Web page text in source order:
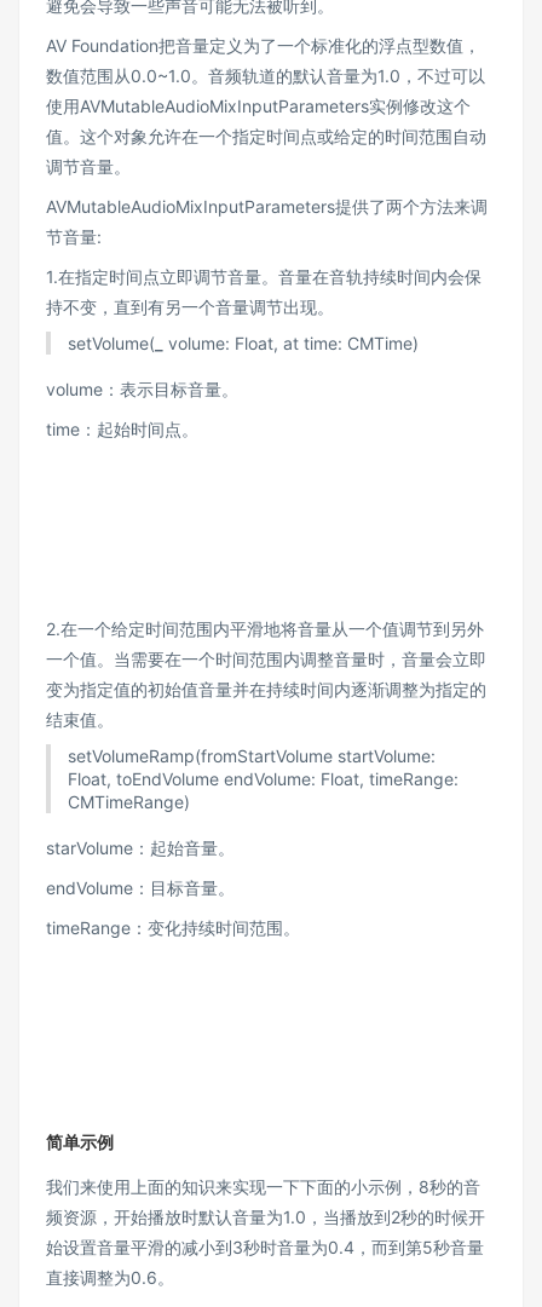
避免会导致一些声音可能无法被听到。
AV Foundation把音量定义为了一个标准化的浮点型数值，
数值范围从0.0~1.0。音频轨道的默认音量为1.0，不过可以
使用AVMutableAudioMixInputParameters实例修改这个
值。这个对象允许在一个指定时间点或给定的时间范围自动
调节音量。
AVMutableAudioMixInputParameters提供了两个方法来调
节音量:
1.在指定时间点立即调节音量。音量在音轨持续时间内会保
持不变，直到有另一个音量调节出现。
setVolume(_ volume: Float, at time: CMTime)
volume：表示目标音量。
time：起始时间点。
2.在一个给定时间范围内平滑地将音量从一个值调节到另外
一个值。当需要在一个时间范围内调整音量时，音量会立即
变为指定值的初始值音量并在持续时间内逐渐调整为指定的
结束值。
setVolumeRamp(fromStartVolume startVolume:
Float, toEndVolume endVolume: Float, timeRange:
CMTimeRange)
starVolume：起始音量。
endVolume：目标音量。
timeRange：变化持续时间范围。
简单示例
我们来使用上面的知识来实现一下下面的小示例，8秒的音
频资源，开始播放时默认音量为1.0，当播放到2秒的时候开
始设置音量平滑的减小到3秒时音量为0.4，而到第5秒音量
直接调整为0.6。